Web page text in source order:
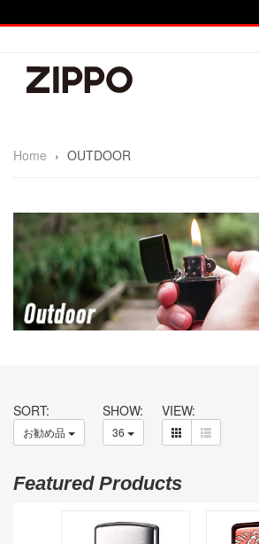
Home › OUTDOOR
SORT:
お勧め品
SHOW:
36
VIEW:
Featured Products